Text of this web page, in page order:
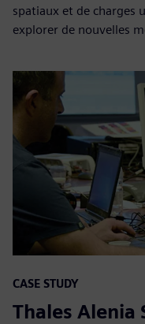
spatiaux et de charges
explorer de nouvelles
CASE STUDY
Thales Alenia